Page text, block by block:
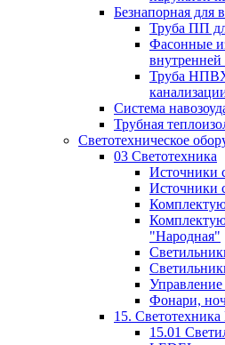
Безнапорная для
Труба ПП
Фасонные
внутренней
Труба
Система
Трубная
Светотехническое
03 Светотехника
Источники
Источники
"Народная"
Фонари,
15.
15.01